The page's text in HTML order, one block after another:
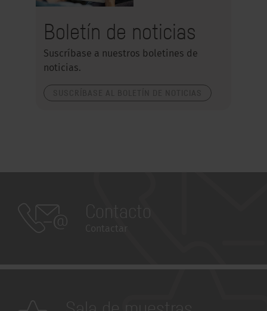
Boletín de noticias
Suscríbase a nuestros boletines de
noticias.